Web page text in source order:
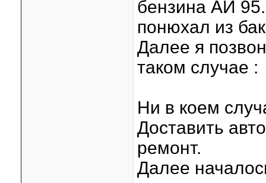
бензина АИ
понюхал из
Далее я
таком случае :
Ни в коем
Доставить
ремонт.
Далее